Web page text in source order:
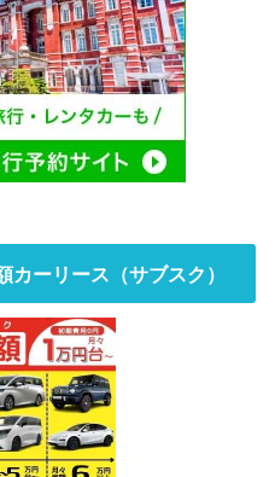
カーリース（サブスク）